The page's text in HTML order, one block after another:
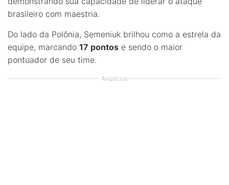
brasileiro com maestria.
Do lado da Polônia, Semeniuk brilhou como a estrela da
equipe, marcando 17 pontos e sendo o maior
pontuador de seu time.
Anúncios